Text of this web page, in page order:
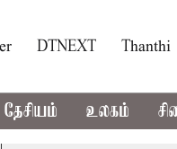
DTNEXT
தேசியம் உலகம்